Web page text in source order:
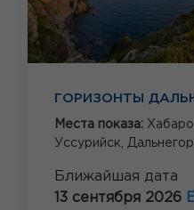
ГОРИЗОНТЫ
Места показа:
Уссурийск,
Ближайшая дата
13 сентября 2026